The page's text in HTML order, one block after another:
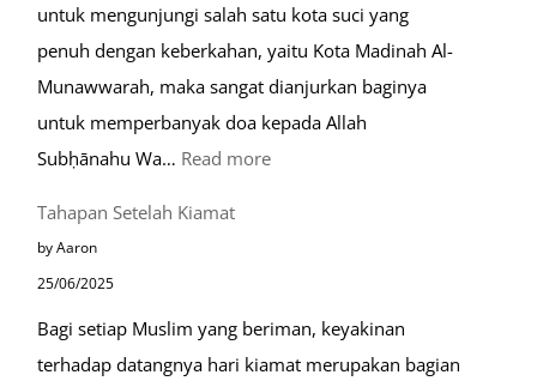
Eropa
untuk mengunjungi salah satu kota suci yang
penuh dengan keberkahan, yaitu Kota Madinah Al-
Munawwarah, maka sangat dianjurkan baginya
untuk memperbanyak doa kepada Allah
Subḥānahu Wa… Read more:
Tahapan Setelah Kiamat
by Aaron
25/06/2025
Bagi setiap Muslim yang beriman, keyakinan
terhadap datangnya hari kiamat merupakan bagian